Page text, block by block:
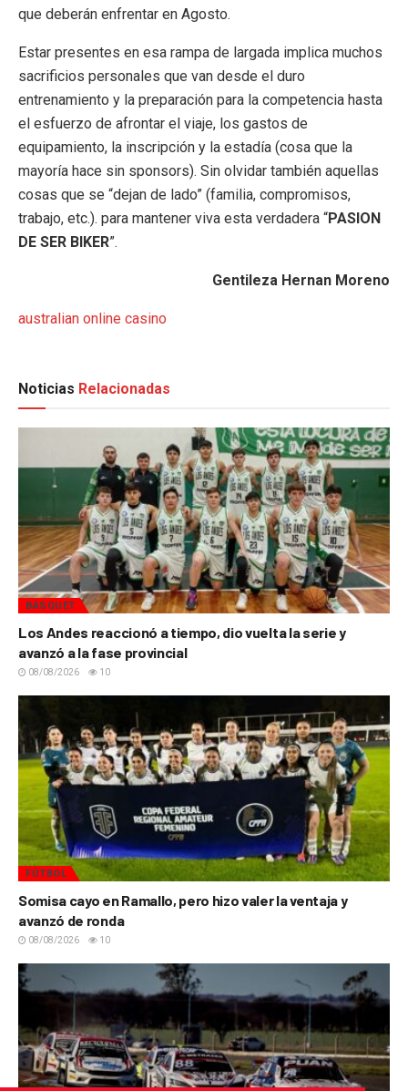
que deberán enfrentar en Agosto.
Estar presentes en esa rampa de largada implica muchos
sacrificios personales que van desde el duro
entrenamiento y la preparación para la competencia hasta
el esfuerzo de afrontar el viaje, los gastos de
equipamiento, la inscripción y la estadía (cosa que la
mayoría hace sin sponsors). Sin olvidar también aquellas
cosas que se “dejan de lado” (familia, compromisos,
trabajo, etc.). para mantener viva esta verdadera “PASION
DE SER BIKER”.
Gentileza Hernan Moreno
australian online casino
Noticias Relacionadas
BÁSQUET
Los Andes reaccionó a tiempo, dio vuelta la serie y
avanzó a la fase provincial
08/08/2026 10
FÚTBOL
Somisa cayo en Ramallo, pero hizo valer la ventaja y
avanzó de ronda
08/08/2026 10